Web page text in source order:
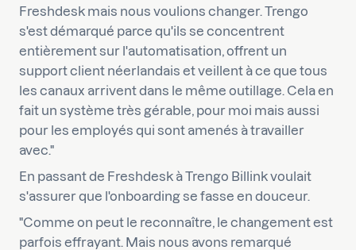
Freshdesk mais nous voulions changer. Trengo
s'est démarqué parce qu'ils se concentrent
entièrement sur l'automatisation, offrent un
support client néerlandais et veillent à ce que tous
les canaux arrivent dans le même outillage. Cela en
fait un système très gérable, pour moi mais aussi
pour les employés qui sont amenés à travailler
avec."
En passant de Freshdesk à Trengo Billink voulait
s'assurer que l'onboarding se fasse en douceur.
"Comme on peut le reconnaître, le changement est
parfois effrayant. Mais nous avons remarqué